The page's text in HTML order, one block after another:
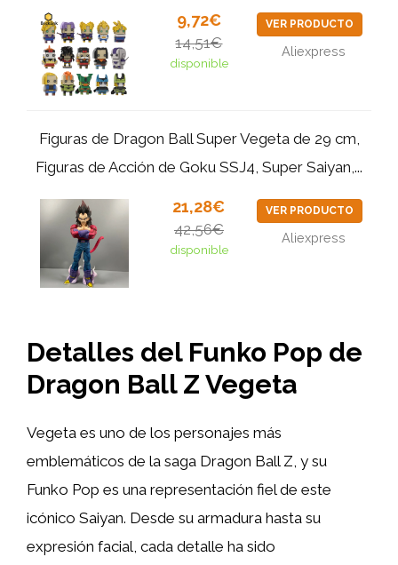
9,72€
14,51€
disponible
VER PRODUCTO
Aliexpress
Figuras de Dragon Ball Super Vegeta de 29 cm,
Figuras de Acción de Goku SSJ4, Super Saiyan,...
21,28€
42,56€
disponible
VER PRODUCTO
Aliexpress
Detalles del Funko Pop de
Dragon Ball Z Vegeta
Vegeta es uno de los personajes más
emblemáticos de la saga Dragon Ball Z, y su
Funko Pop es una representación fiel de este
icónico Saiyan. Desde su armadura hasta su
expresión facial, cada detalle ha sido